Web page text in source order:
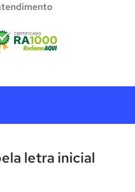
letra inicial